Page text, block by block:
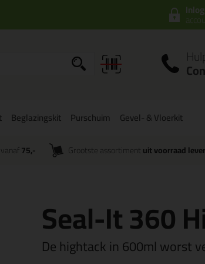
Beglazingskit Purschuim Gevel- & Vloerkit
vanaf 75,- Grootste assortiment uit voorraad
Seal-It 360
De hightack in 600ml worst